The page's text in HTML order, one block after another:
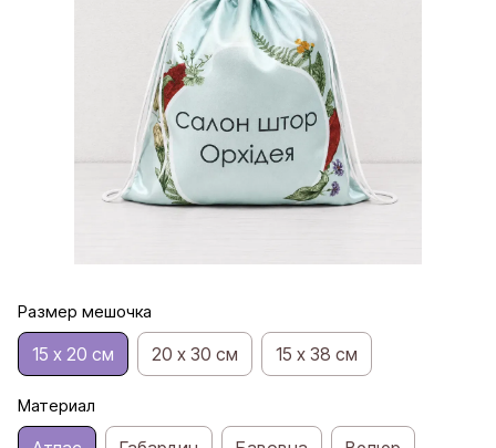
Размер мешочка
15 х 20 см 20 х 30 см 15 х 38 см
Материал